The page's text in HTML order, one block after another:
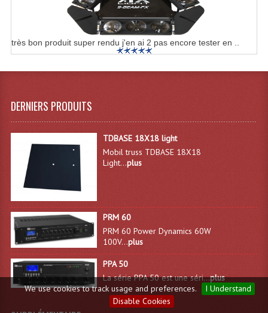
We use cookies to track usage and preferences.
I Understand
Disable Cookies
très bon produit super rendu j'en ai 2 pas encore tester en ..
DERNIERS PRODUITS
TDBASE 18X18 light
Mobil truss TDBASE 18X18
Light...plus
PRM 60
PRM 60 Power Dynamics 60W
100V...plus
PPA 50
La série PPA 50 est une séri...plus